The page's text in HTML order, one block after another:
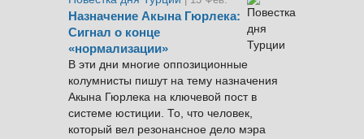
Назначение Акына Гюрлека:
Сигнал о конце
«нормализации»
В эти дни многие оппозиционные
колумнисты пишут на тему назначения
Акына Гюрлека на ключевой пост в
системе юстиции. То, что человек,
который вел резонансное дело мэра